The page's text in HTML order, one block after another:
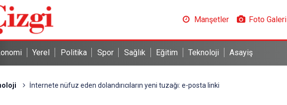
Manşetler Foto Galeri
Yerel Politika Spor Sağlık Eğitim Teknoloji Asayiş
İnternete nüfuz eden dolandırıcıların yeni tuzağı: e-posta linki